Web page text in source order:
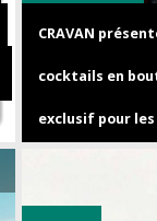
CRAVAN
cocktails en
exclusif pour